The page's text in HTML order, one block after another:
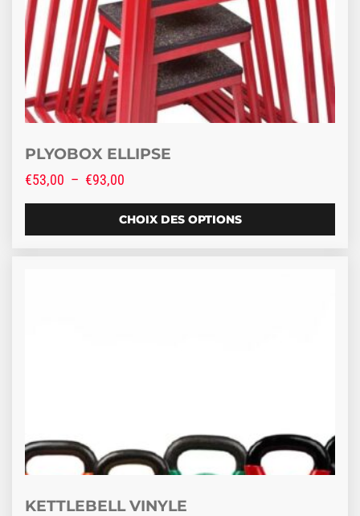
PLYOBOX ELLIPSE
€53,00 – €93,00
CHOIX DES OPTIONS
KETTLEBELL VINYLE